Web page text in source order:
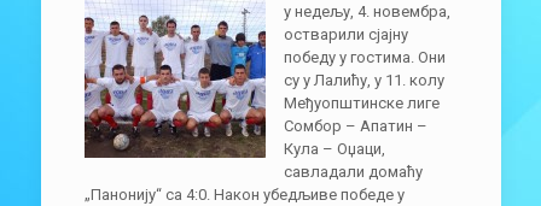
у недељу, 4. новембра,
остварили сјајну
победу у гостима. Они
су у Лалићу, у 11. колу
Међуопштинске лиге
Сомбор – Апатин –
Кула – Оџаци,
савладали домаћу
„Панонију“ са 4:0. Након убедљиве победе у